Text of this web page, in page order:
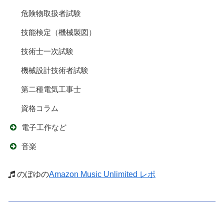
危険物取扱者試験
技能検定（機械製図）
技術士一次試験
機械設計技術者試験
第二種電気工事士
資格コラム
電子工作など
音楽
のぼゆのAmazon Music Unlimited レポ